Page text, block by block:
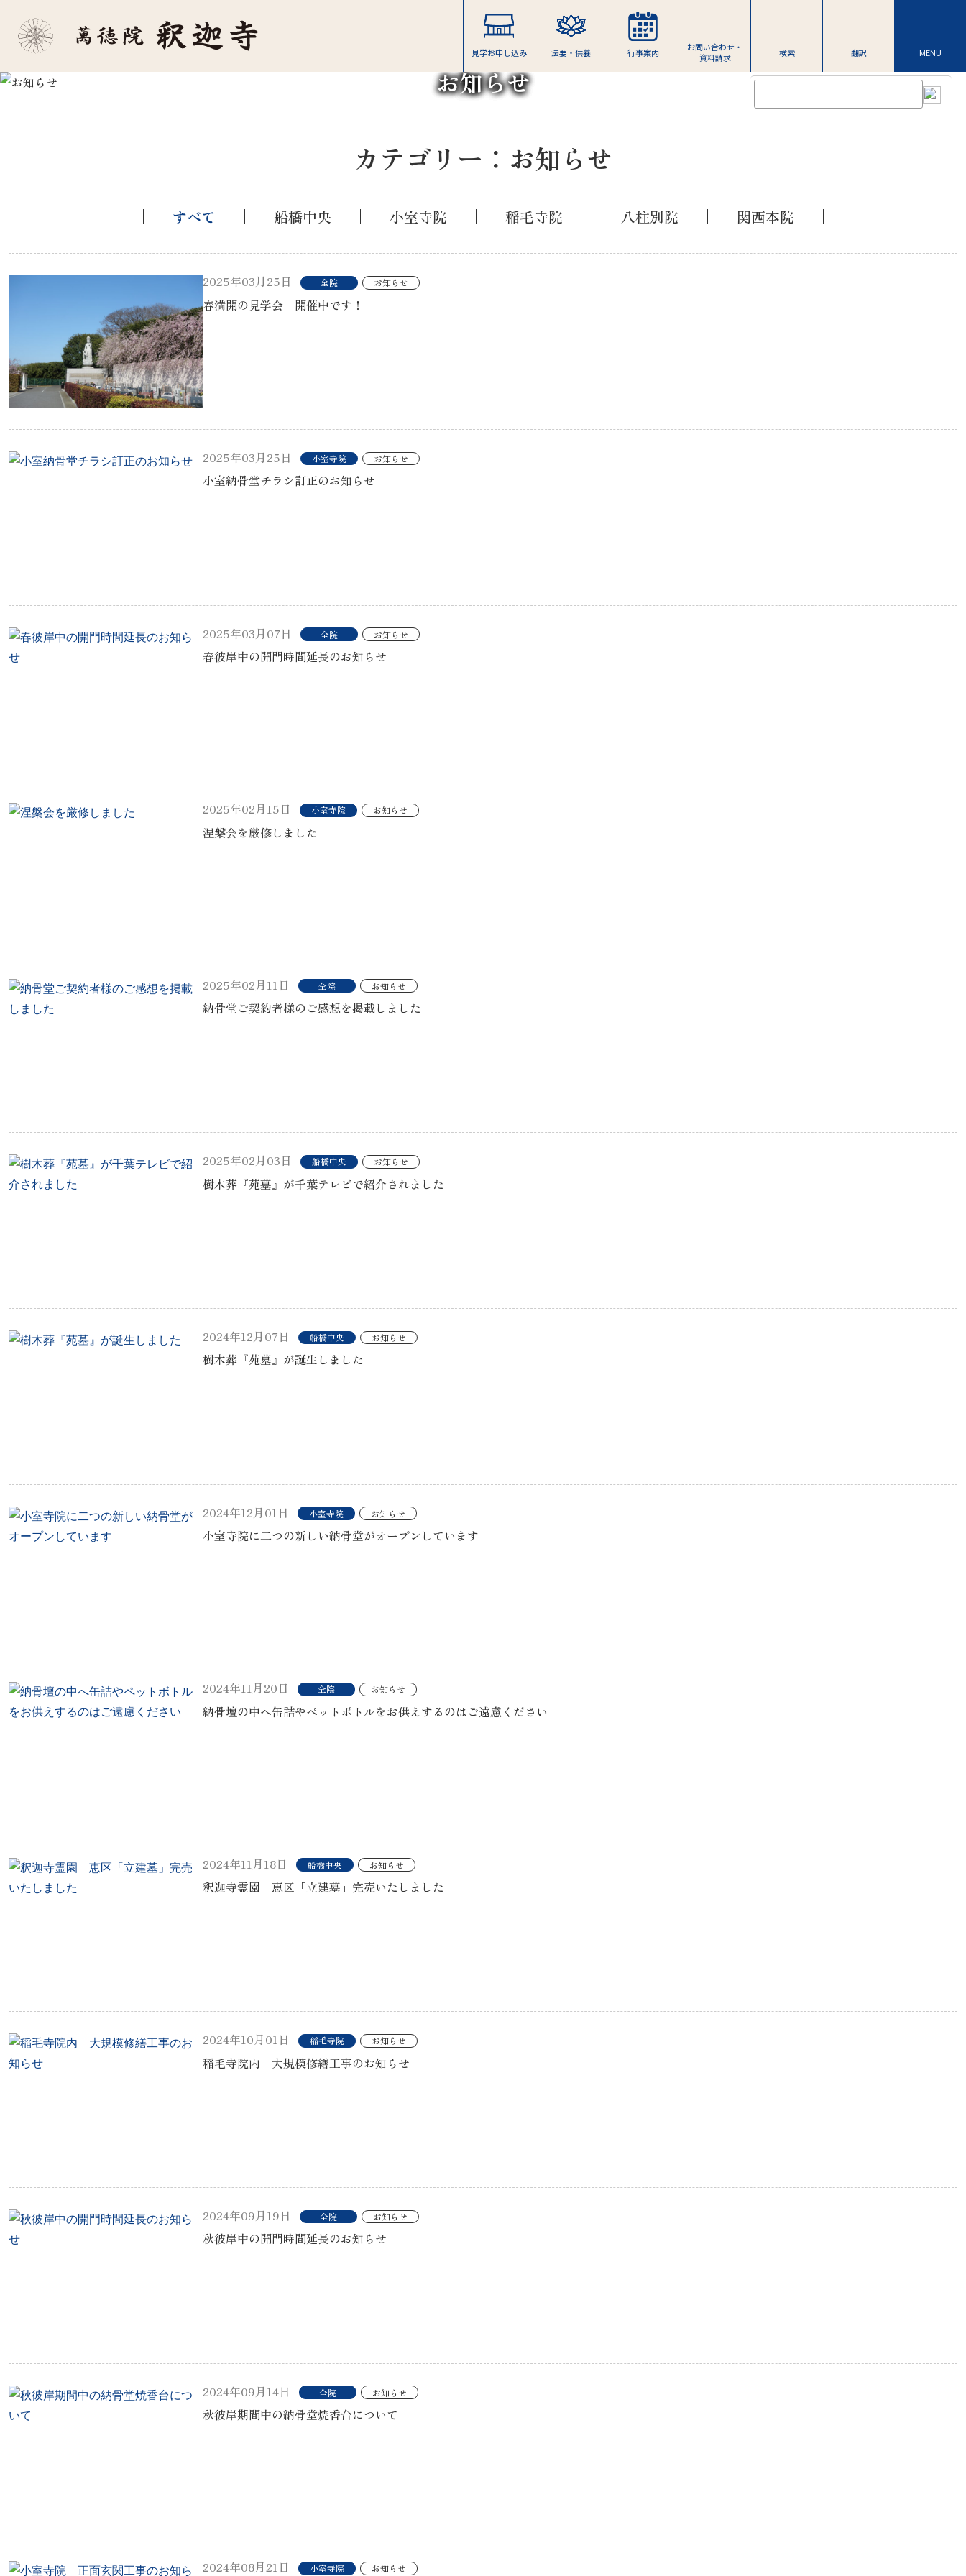
見学お申し込み 法要・供養 行事案内
お問い合わせ・
資料請求
検索 翻訳 MENU
お知らせ
カテゴリー：お知らせ
すべて 船橋中央 小室寺院 稲毛寺院 八柱別院 関西本院
2025年03月25日 全院 お知らせ
春満開の見学会 開催中です！
2025年03月25日 小室寺院 お知らせ
小室納骨堂チラシ訂正のお知らせ
2025年03月07日 全院 お知らせ
春彼岸中の開門時間延長のお知らせ
2025年02月15日 小室寺院 お知らせ
涅槃会を厳修しました
2025年02月11日 全院 お知らせ
納骨堂ご契約者様のご感想を掲載しました
2025年02月03日 船橋中央 お知らせ
樹木葬『苑墓』が千葉テレビで紹介されました
2024年12月07日 船橋中央 お知らせ
樹木葬『苑墓』が誕生しました
2024年12月01日 小室寺院 お知らせ
小室寺院に二つの新しい納骨堂がオープンしています
2024年11月20日 全院 お知らせ
納骨壇の中へ缶詰やペットボトルをお供えするのはご遠慮ください
2024年11月18日 船橋中央 お知らせ
釈迦寺霊園 恵区「立建墓」完売いたしました
2024年10月01日 稲毛寺院 お知らせ
稲毛寺院内 大規模修繕工事のお知らせ
2024年09月19日 全院 お知らせ
秋彼岸中の開門時間延長のお知らせ
2024年09月14日 全院 お知らせ
秋彼岸期間中の納骨堂焼香台について
2024年08月21日 小室寺院 お知らせ